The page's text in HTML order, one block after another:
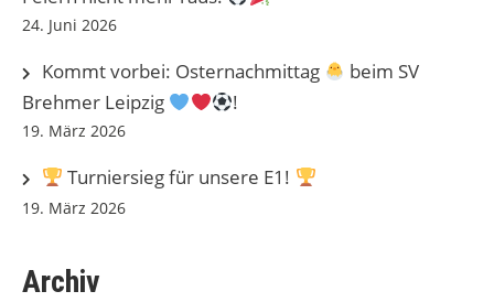
24. Juni 2026
Kommt vorbei: Osternachmittag
beim SV
Brehmer Leipzig
!
19. März 2026
Turniersieg für unsere E1!
19. März 2026
Archiv